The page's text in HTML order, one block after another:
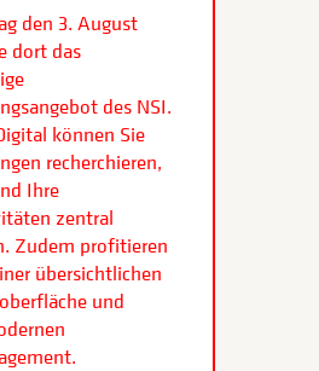
den 3. August
dort das
des NSI.
können Sie
recherchieren,
Ihre
zentral
Zudem profitieren
übersichtlichen
und